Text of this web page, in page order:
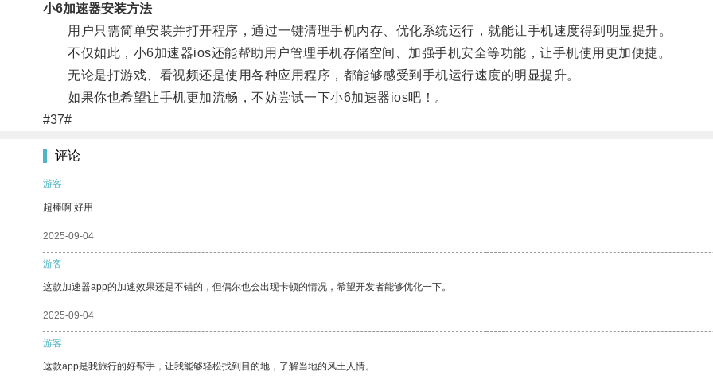
小6加速器安装方法
用户只需简单安装并打开程序，通过一键清理手机内存、优化系统运行，就能让手机速度得到明显提升。
不仅如此，小6加速器ios还能帮助用户管理手机存储空间、加强手机安全等功能，让手机使用更加便捷。
无论是打游戏、看视频还是使用各种应用程序，都能够感受到手机运行速度的明显提升。
如果你也希望让手机更加流畅，不妨尝试一下小6加速器ios吧！。
#37#
评论
游客
超棒啊 好用
2025-09-04
游客
这款加速器app的加速效果还是不错的，但偶尔也会出现卡顿的情况，希望开发者能够优化一下。
2025-09-04
游客
这款app是我旅行的好帮手，让我能够轻松找到目的地，了解当地的风土人情。